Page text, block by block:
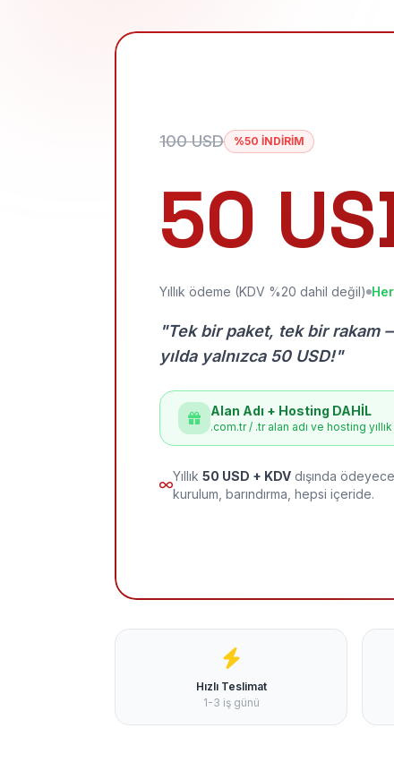
100 USD %50 İNDİRİM
50
Yıllık ödeme (KDV %20 dahil değil)
"Tek bir paket, tek bir
yılda yalnızca 50 USD!"
Alan Adı + Hosting DAHİL
.com.tr / .tr alan adı ve hosting
Yıllık 50 USD + KDV dışında
kurulum, barındırma, hepsi içeride.
Hızlı Teslimat
1-3 iş günü